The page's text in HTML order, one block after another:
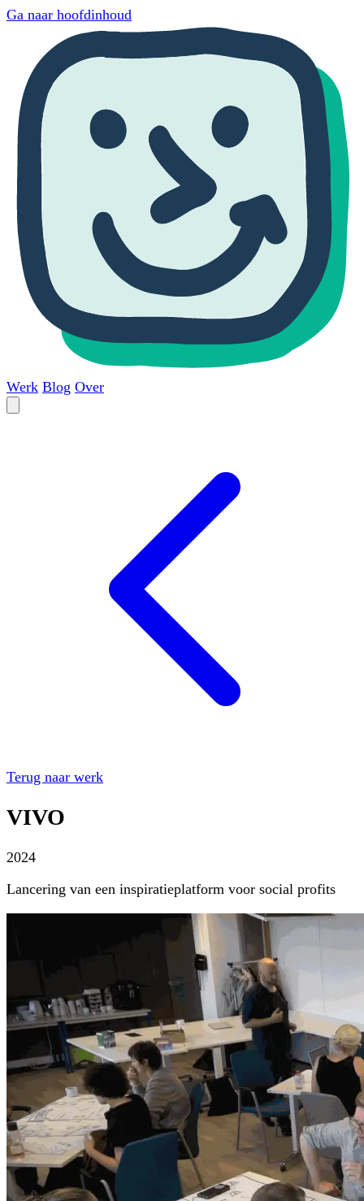
Ga naar hoofdinhoud
Werk Blog Over
Terug naar werk
VIVO
2024
Lancering van een inspiratieplatform voor social profits